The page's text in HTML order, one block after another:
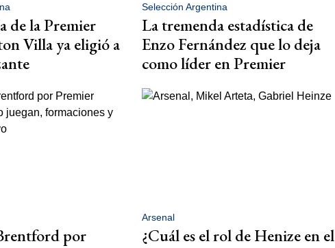
de la Premier
Villa ya eligió a
Selección Argentina
La tremenda estadística de
Enzo Fernández que lo deja
como líder en Premier
por
Arsenal
¿Cuál es el rol de Henize en el